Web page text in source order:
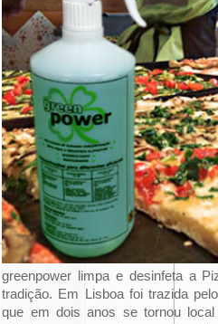
greenpower limpa e desinfeta a
tradição. Em Lisboa foi trazida
que em dois anos se tornou